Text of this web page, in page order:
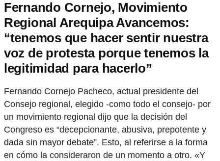
Fernando Cornejo, Movimiento
Regional Arequipa Avancemos:
“tenemos que hacer sentir nuestra
voz de protesta porque tenemos la
legitimidad para hacerlo”
Fernando Cornejo Pacheco, actual presidente del
Consejo regional, elegido -como todo el consejo- por
un movimiento regional dijo que la decisión del
Congreso es “decepcionante, abusiva, prepotente y
dada sin mayor debate”. Esto, al referirse a la forma
en cómo la consideraron de un momento a otro. «Y